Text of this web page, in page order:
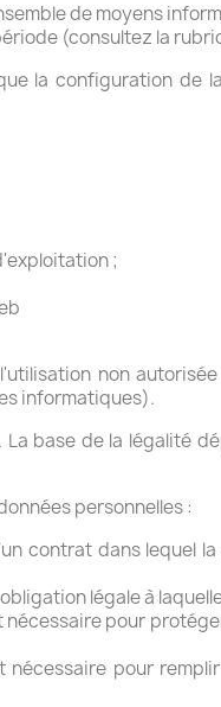
de moyens
(consultez la
la configuration de
;
non
informatiques).
base de la légalité
personnelles :
contrat dans lequel
légale à
pour
pour